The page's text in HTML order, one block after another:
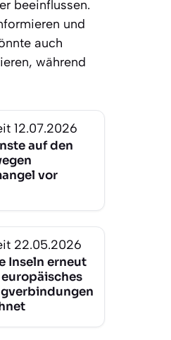
beeinflussen.
und
auch
während
12.07.2026
auf den
vor
22.05.2026
Inseln erneut